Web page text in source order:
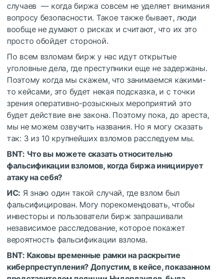
случаев — когда биржа совсем не уделяет внимания
вопросу безопасности. Такое также бывает, люди
вообще не думают о рисках и считают, что их это
просто обойдет стороной.
По всем взломам бирж у нас идут открытые
уголовные дела, где преступники еще не задержаны.
Поэтому когда мы скажем, что занимаемся какими-
то кейсами, это будет некая подсказка, и с точки
зрения оперативно-розыскных мероприятий это
будет действие вне закона. Поэтому пока, до ареста,
мы не можем озвучить названия. Но я могу сказать
так: 3 из 10 крупнейших взломов расследуем мы.
BNT: Что вы можете сказать относительно
фальсификации взломов, когда биржа инициирует
атаку на себя?
ИС: Я знаю один такой случай, где взлом был
фальсифицирован. Могу порекомендовать, чтобы
инвесторы и пользователи бирж запрашивали
независимое расследование, которое покажет
вероятность фальсификации взлома.
BNT: Каковы временные рамки на раскрытие
киберпреступления? Допустим, в кейсе, показанном